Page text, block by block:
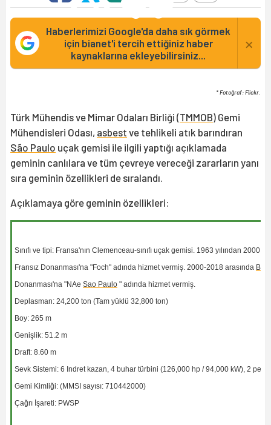
Haberlerimizi Google'da daha sık görmek
için bianet'i tercih ettiğiniz haber
kaynaklarına ekleyebilirsiniz...
×
* Fotoğraf: Flickr.
Türk Mühendis ve Mimar Odaları Birliği (TMMOB) Gemi
Mühendisleri Odası, asbest ve tehlikeli atık barındıran
São Paulo uçak gemisi ile ilgili yaptığı açıklamada
geminin canlılara ve tüm çevreye vereceği zararların yanı
sıra geminin özellikleri de sıralandı.
Açıklamaya göre geminin özellikleri:
Sınıfı ve tipi: Fransa'nın Clemenceau-sınıfı uçak gemisi. 1963 yılından 2000
Fransız Donanması'na "Foch" adında hizmet vermiş. 2000-2018 arasında
Donanması'na "NAe Sao Paulo " adında hizmet vermiş.
Deplasman: 24,200 ton (Tam yüklü 32,800 ton)
Boy: 265 m
Genişlik: 51.2 m
Draft: 8.60 m
Sevk Sistemi: 6 Indret kazan, 4 buhar türbini (126,000 hp / 94,000 kW), 2
Gemi Kimliği: (MMSI sayısı: 710442000)
Çağrı İşareti: PWSP